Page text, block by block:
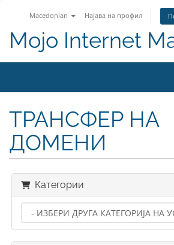
Macedonian Најава на профил
Mojo Internet
ТРАНСФЕР НА
ДОМЕНИ
Категории